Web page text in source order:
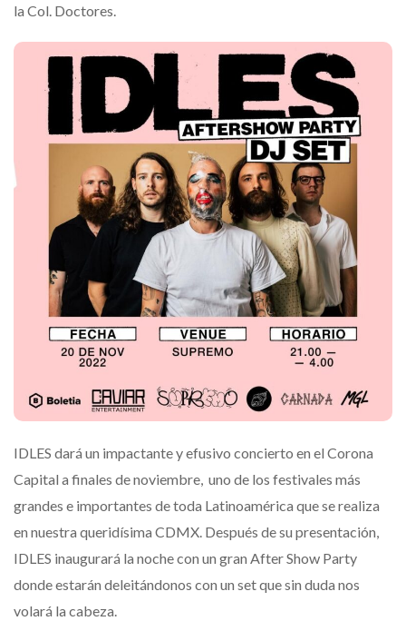
la Col. Doctores.
IDLES dará un impactante y efusivo concierto en el Corona
Capital a finales de noviembre, uno de los festivales más
grandes e importantes de toda Latinoamérica que se realiza
en nuestra queridísima CDMX. Después de su presentación,
IDLES inaugurará la noche con un gran After Show Party
donde estarán deleitándonos con un set que sin duda nos
volará la cabeza.